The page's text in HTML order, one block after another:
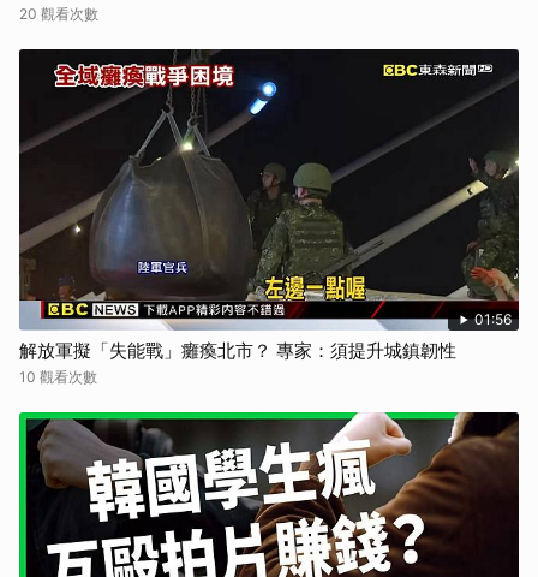
20 觀看次數
01:56
解放軍擬「失能戰」癱瘓北市？ 專家：須提升城鎮韌性
10 觀看次數